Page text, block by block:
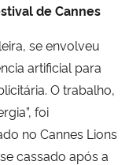
de Cannes
se envolveu
artificial para
O trabalho,
foi
no Cannes Lions
cassado após a